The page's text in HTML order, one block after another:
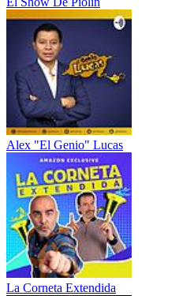
Alex "El Genio" Lucas
La Corneta Extendida